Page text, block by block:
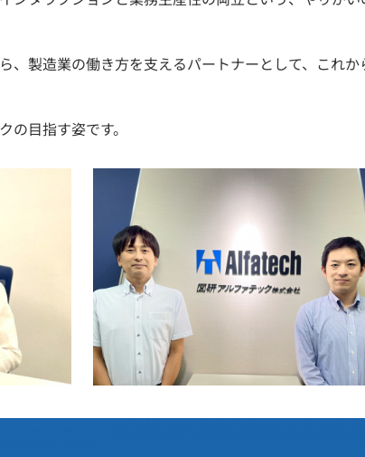
、製造業の働き方を支えるパートナーとして、これか
の目指す姿です。